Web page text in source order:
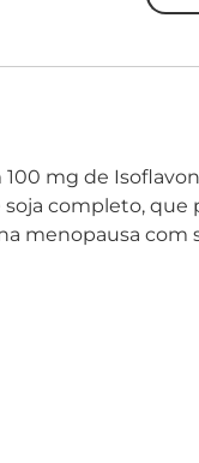
mg de
soja completo,
menopausa com